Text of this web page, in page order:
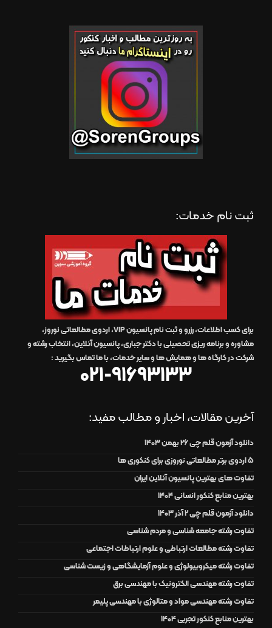
ثبت نام خدمات:
برای کسب اطلاعات، رزرو و ثبت نام پانسیون VIP، اردوی مطالعاتی نوروز،
مشاوره و برنامه ریزی تحصیلی با دکتر جباری، پانسیون آنلاین، انتخاب رشته و
شرکت در کارگاه ها و همایش ها و سایر خدمات،با ما تماس بگیرید:
021-91693133
آخرین مقالات، اخبار و مطالب مفید:
دانلود آزمون قلم چی 26 بهمن 1403
۵ اردوی برتر مطالعاتی نوروزی برای کنکوری ها
تفاوت های بهترین پانسیون آنلاین ایران
بهترین منابع کنکور انسانی 1404
دانلود آزمون قلم چی 2 آذر 1403
تفاوت رشته جامعه شناسی و مردم شناسی
تفاوت رشته مطالعات ارتباطی و علوم ارتباطات اجتماعی
تفاوت رشته میکروبیولوژی و علوم آزمایشگاهی و زیست شناسی
تفاوت رشته مهندسی الکترونیک با مهندسی برق
تفاوت رشته مهندسی مواد و متالوژی با مهندسی پلیمر
بهترین منابع کنکور تجربی 1404